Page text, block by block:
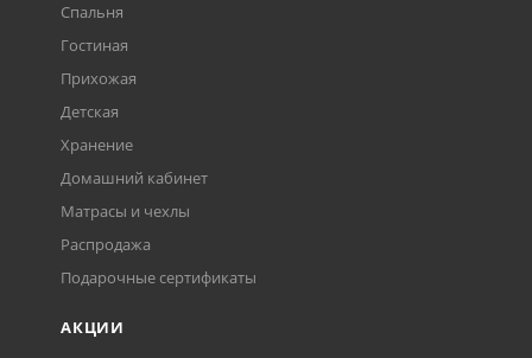
Спальня
Гостиная
Прихожая
Детская
Хранение
Домашний кабинет
Матрасы и чехлы
Распродажа
Подарочные сертификаты
АКЦИИ